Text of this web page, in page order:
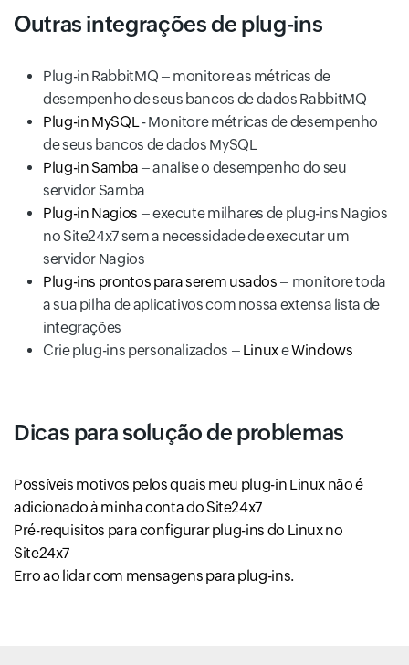
Outras integrações de plug-ins
Plug-in RabbitMQ – monitore as métricas de
desempenho de seus bancos de dados RabbitMQ
Plug-in MySQL - Monitore métricas de desempenho
de seus bancos de dados MySQL
Plug-in Samba – analise o desempenho do seu
servidor Samba
Plug-in Nagios – execute milhares de plug-ins Nagios
no Site24x7 sem a necessidade de executar um
servidor Nagios
Plug-ins prontos para serem usados – monitore toda
a sua pilha de aplicativos com nossa extensa lista de
integrações
Crie plug-ins personalizados – LinuxeWindows
Dicas para solução de problemas
Possíveis motivos pelos quais meu plug-in Linux não é
adicionado à minha conta do Site24x7
Pré-requisitos para configurar plug-ins do Linux no
Site24x7
Erro ao lidar com mensagens para plug-ins.